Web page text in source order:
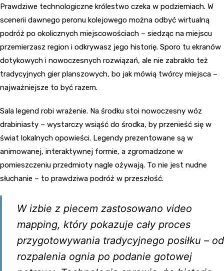
Prawdziwe technologiczne królestwo czeka w podziemiach. W
scenerii dawnego peronu kolejowego można odbyć wirtualną
podróż po okolicznych miejscowościach – siedząc na miejscu
przemierzasz region i odkrywasz jego historię. Sporo tu ekranów
dotykowych i nowoczesnych rozwiązań, ale nie zabrakło też
tradycyjnych gier planszowych, bo jak mówią twórcy miejsca –
najważniejsze to być razem.
Sala legend robi wrażenie. Na środku stoi nowoczesny wóz
drabiniasty – wystarczy wsiąść do środka, by przenieść się w
świat lokalnych opowieści. Legendy prezentowane są w
animowanej, interaktywnej formie, a zgromadzone w
pomieszczeniu przedmioty nagle ożywają. To nie jest nudne
słuchanie – to prawdziwa podróż w przeszłość.
W izbie z piecem zastosowano video
mapping, który pokazuje cały proces
przygotowywania tradycyjnego posiłku – od
rozpalenia ognia po podanie gotowej